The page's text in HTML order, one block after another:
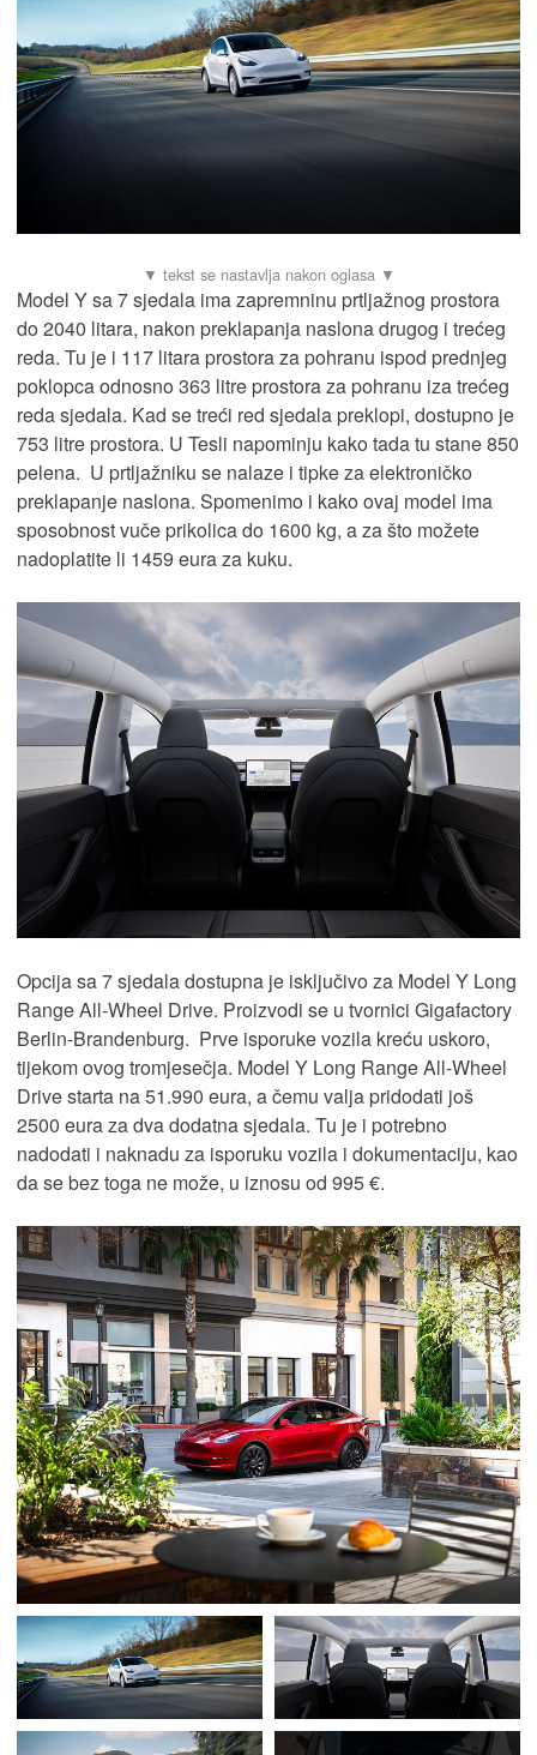
Model Y sa 7 sjedala ima zapremninu prtljažnog prostora
do 2040 litara, nakon preklapanja naslona drugog i trećeg
reda. Tu je i 117 litara prostora za pohranu ispod prednjeg
poklopca odnosno 363 litre prostora za pohranu iza trećeg
reda sjedala. Kad se treći red sjedala preklopi, dostupno je
753 litre prostora. U Tesli napominju kako tada tu stane 850
pelena. U prtljažniku se nalaze i tipke za elektroničko
preklapanje naslona. Spomenimo i kako ovaj model ima
sposobnost vuče prikolica do 1600 kg, a za što možete
nadoplatite li 1459 eura za kuku.
Opcija sa 7 sjedala dostupna je isključivo za Model Y Long
Range All-Wheel Drive. Proizvodi se u tvornici Gigafactory
Berlin-Brandenburg. Prve isporuke vozila kreću uskoro,
tijekom ovog tromjesečja. Model Y Long Range All-Wheel
Drive starta na 51.990 eura, a čemu valja pridodati još
2500 eura za dva dodatna sjedala. Tu je i potrebno
nadodati i naknadu za isporuku vozila i dokumentaciju, kao
da se bez toga ne može, u iznosu od 995 €.